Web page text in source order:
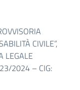
CIVILE”,
LEGALE
2024 – CIG: